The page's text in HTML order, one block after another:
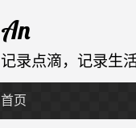
跳
至
内
An
记录点滴，记录生
首页